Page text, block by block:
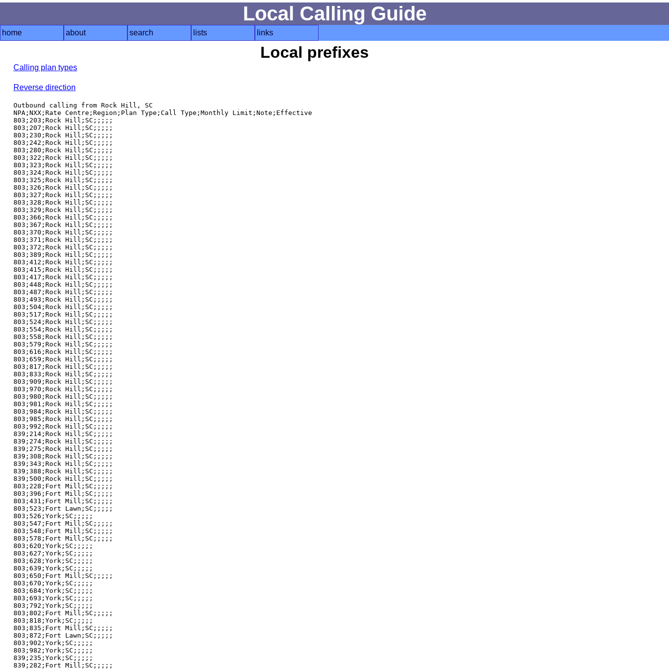
Local Calling Guide
home about search lists links
Local prefixes
Calling plan types
Reverse direction
Outbound calling from Rock Hill, SC
NPA;NXX;Rate Centre;Region;Plan Type;Call Type;Monthly Limit;Note;Effective
803;203;Rock Hill;SC;;;;;
803;207;Rock Hill;SC;;;;;
803;230;Rock Hill;SC;;;;;
803;242;Rock Hill;SC;;;;;
803;280;Rock Hill;SC;;;;;
803;322;Rock Hill;SC;;;;;
803;323;Rock Hill;SC;;;;;
803;324;Rock Hill;SC;;;;;
803;325;Rock Hill;SC;;;;;
803;326;Rock Hill;SC;;;;;
803;327;Rock Hill;SC;;;;;
803;328;Rock Hill;SC;;;;;
803;329;Rock Hill;SC;;;;;
803;366;Rock Hill;SC;;;;;
803;367;Rock Hill;SC;;;;;
803;370;Rock Hill;SC;;;;;
803;371;Rock Hill;SC;;;;;
803;372;Rock Hill;SC;;;;;
803;389;Rock Hill;SC;;;;;
803;412;Rock Hill;SC;;;;;
803;415;Rock Hill;SC;;;;;
803;417;Rock Hill;SC;;;;;
803;448;Rock Hill;SC;;;;;
803;487;Rock Hill;SC;;;;;
803;493;Rock Hill;SC;;;;;
803;504;Rock Hill;SC;;;;;
803;517;Rock Hill;SC;;;;;
803;524;Rock Hill;SC;;;;;
803;554;Rock Hill;SC;;;;;
803;558;Rock Hill;SC;;;;;
803;579;Rock Hill;SC;;;;;
803;616;Rock Hill;SC;;;;;
803;659;Rock Hill;SC;;;;;
803;817;Rock Hill;SC;;;;;
803;833;Rock Hill;SC;;;;;
803;909;Rock Hill;SC;;;;;
803;970;Rock Hill;SC;;;;;
803;980;Rock Hill;SC;;;;;
803;981;Rock Hill;SC;;;;;
803;984;Rock Hill;SC;;;;;
803;985;Rock Hill;SC;;;;;
803;992;Rock Hill;SC;;;;;
839;214;Rock Hill;SC;;;;;
839;274;Rock Hill;SC;;;;;
839;275;Rock Hill;SC;;;;;
839;308;Rock Hill;SC;;;;;
839;343;Rock Hill;SC;;;;;
839;388;Rock Hill;SC;;;;;
839;500;Rock Hill;SC;;;;;
803;228;Fort Mill;SC;;;;;
803;396;Fort Mill;SC;;;;;
803;431;Fort Mill;SC;;;;;
803;523;Fort Lawn;SC;;;;;
803;526;York;SC;;;;;
803;547;Fort Mill;SC;;;;;
803;548;Fort Mill;SC;;;;;
803;578;Fort Mill;SC;;;;;
803;620;York;SC;;;;;
803;627;York;SC;;;;;
803;628;York;SC;;;;;
803;639;York;SC;;;;;
803;650;Fort Mill;SC;;;;;
803;670;York;SC;;;;;
803;684;York;SC;;;;;
803;693;York;SC;;;;;
803;792;York;SC;;;;;
803;802;Fort Mill;SC;;;;;
803;818;York;SC;;;;;
803;835;Fort Mill;SC;;;;;
803;872;Fort Lawn;SC;;;;;
803;902;York;SC;;;;;
803;982;York;SC;;;;;
839;235;York;SC;;;;;
839;282;Fort Mill;SC;;;;;